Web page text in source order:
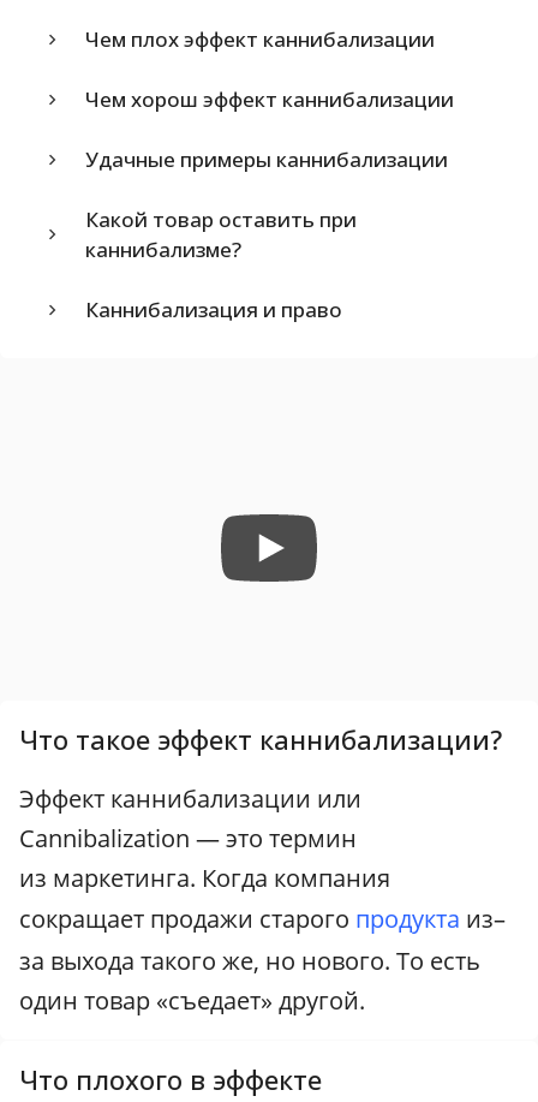
Чем плох эффект каннибализации
Чем хорош эффект каннибализации
Удачные примеры каннибализации
Какой товар оставить при
каннибализме?
Каннибализация и право
Что такое эффект каннибализации?
Эффект каннибализации или
Cannibalization — это термин
из маркетинга. Когда компания
сокращает продажи старого продукта из–
за выхода такого же, но нового. То есть
один товар «съедает» другой.
Что плохого в эффекте